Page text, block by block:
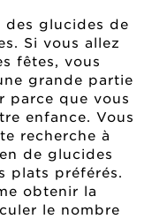
des glucides de
Si vous allez
fêtes, vous
grande partie
parce que vous
enfance. Vous
recherche à
de glucides
plats préférés.
obtenir la
le nombre